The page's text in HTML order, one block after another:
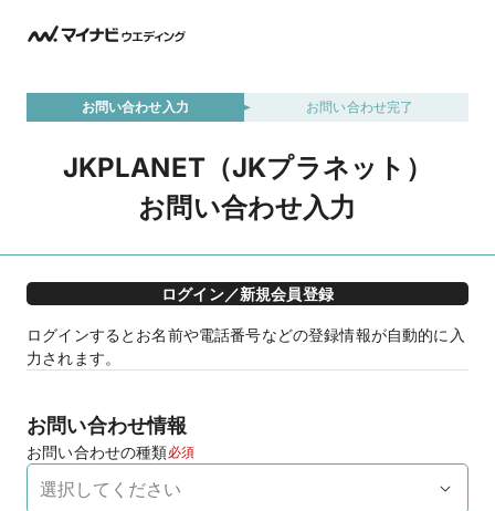
お問い合わせ入力 お問い合わせ完了
JKPLANET（JKプラネット）
お問い合わせ入力
ログイン／新規会員登録
ログインするとお名前や電話番号などの登録情報が自動的に入
力されます。
お問い合わせ情報
お問い合わせの種類必須